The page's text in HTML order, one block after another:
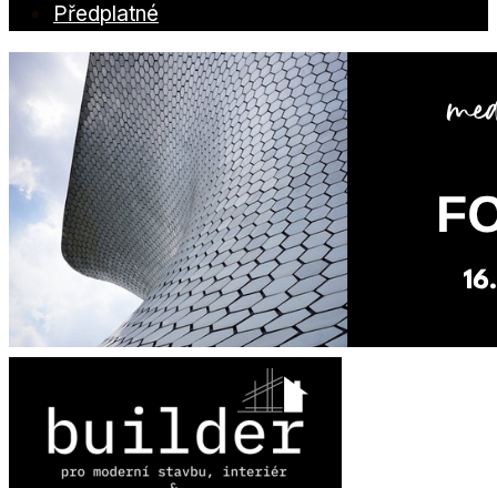
Předplatné